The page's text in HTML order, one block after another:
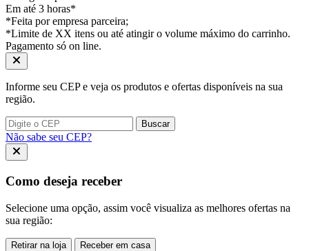
Em até 3 horas*
*Feita por empresa parceira;
*Limite de XX itens ou até atingir o volume máximo do carrinho.
Pagamento só on line.
Informe seu CEP e veja os produtos e ofertas disponíveis na sua
região.
Buscar
Não sabe seu CEP?
Como deseja receber
Selecione uma opção, assim você visualiza as melhores ofertas na
sua região:
Retirar na loja Receber em casa